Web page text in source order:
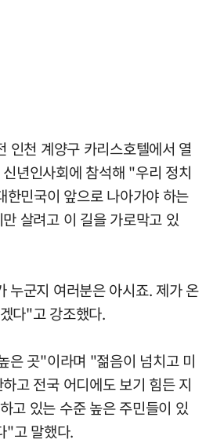
인천 계양구 카리스호텔에서 열
년인사회에 참석해 "우리 정치
민국이 앞으로 나아가야 하는
살려고 이 길을 가로막고 있
누군지 여러분은 아시죠. 제가 온
다"고 강조했다.
은 곳"이라며 "젊음이 넘치고 미
고 전국 어디에도 보기 힘든 지
고 있는 수준 높은 주민들이 있
"고 말했다.